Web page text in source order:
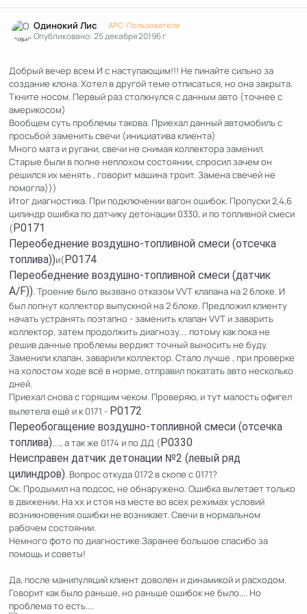
Одинокий Лис APC-Пользователи
Опубликовано:25 декабря 20196 г
Добрый вечер всем.И с наступающим!!! Не пинайте сильно за
создание клона. Хотел в другой теме отписаться, но она закрыта.
Ткните носом. Первый раз столкнулся с данным авто (точнее с
америкосом)
Вообщем суть проблемы такова. Приехал данный автомобиль с
просьбой заменить свечи (инициатива клиента)
Много мата и ругани, свечи не снимая коллектора заменил.
Старые были в полне неплохом состоянии, спросил зачем он
решился их менять , говорит машина троит. Замена свечей не
помогла)))
Итог диагностика. При подключении вагон ошибок. Пропуски 2,4,6
цилиндр ошибка по датчику детонации 0330, и по топливной смеси
( P0171
Переобеднение воздушно-топливной смеси (отсечка
топлива))и( P0174
Переобеднение воздушно-топливной смеси (датчик
A/F)). Троение было вызвано отказом VVT клапана на 2 блоке. И
был лопнут коллектор выпускной на 2 блоке. Предложил клиенту
начать устранять поэтапно - заменить клапан VVT и заварить
коллектор, затем продолжить диагнозу.... потому как пока не
решив данные проблемы вердикт точный выносить не буду.
Заменили клапан, заварили коллектор. Стало лучше , при проверке
на холостом ходе всё в норме, отправил покатать авто несколько
дней.
Приехал снова с горящим чеком. Проверяю, и тут малость офигел
вылетела ещё и к 0171 - P0172
Переобогащение воздушно-топливной смеси (отсечка
топлива)...., а так же 0174 и по ДД ( P0330
Неисправен датчик детонации №2 (левый ряд
цилиндров). Вопрос откуда 0172 в скопе с 0171?
Ок. Продымил на подсос, не обнаружено. Ошибка вылетает только
в движении. На хх и стоя на месте во всех режимах условий
возникновения ошибки не возникает. Свечи в нормальном
рабочем состоянии.
Немного фото по диагностике.Заранее большое спасибо за
помощь и советы!
Да, после манипуляций клиент доволен и динамикой и расходом.
Говорит как было раньше, но раньше ошибок не было.... Но
проблема то есть....